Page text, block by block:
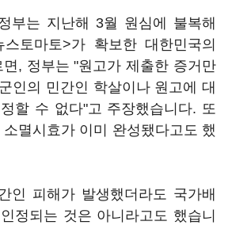
부는 지난해 3월 원심에 불복해
토마토>가 확보한 대한민국의
, 정부는 "원고가 제출한 증거만
인의 민간인 학살이나 원고에 대
할 수 없다"고 주장했습니다. 또
멸시효가 이미 완성됐다고도 했
인 피해가 발생했더라도 국가배
정되는 것은 아니라고도 했습니